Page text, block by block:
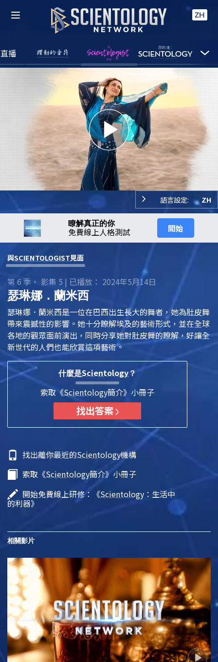
ZH
直播
Play
Video
語言設定: ZH
瞭解真正的你
免費線上人格測試 開始
與SCIENTOLOGIST見面
第 6 季， 影集 5 | 已播放： 2024年5月14日
瑟琳娜．蘭米西
瑟琳娜．蘭米西是一位在巴西出生長大的舞者，她為肚皮舞
帶來震撼性的影響。她十分瞭解埃及的藝術形式，並在全球
各地的觀眾面前演出，同時分享她對肚皮舞的瞭解，好讓全
新世代的人們也能欣賞這項藝術。
什麼是Scientology ？
索取《Scientology簡介》小冊子
找出答案
找出離你最近的Scientology機構
索取《Scientology簡介》小冊子
開始免費線上研修：《Scientology ：生活中
的利器》
相關影片